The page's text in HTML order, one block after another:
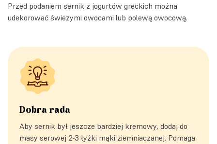
Przed podaniem sernik z jogurtów greckich można
udekorować świeżymi owocami lub polewą owocową.
Dobra rada
Aby sernik był jeszcze bardziej kremowy, dodaj do
masy serowej 2-3 łyżki mąki ziemniaczanej. Pomaga